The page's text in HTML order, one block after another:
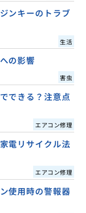
ンキーのトラブ
生活
の影響
害虫
できる？注意点
エアコン修理
電リサイクル法
エアコン修理
使用時の警報器